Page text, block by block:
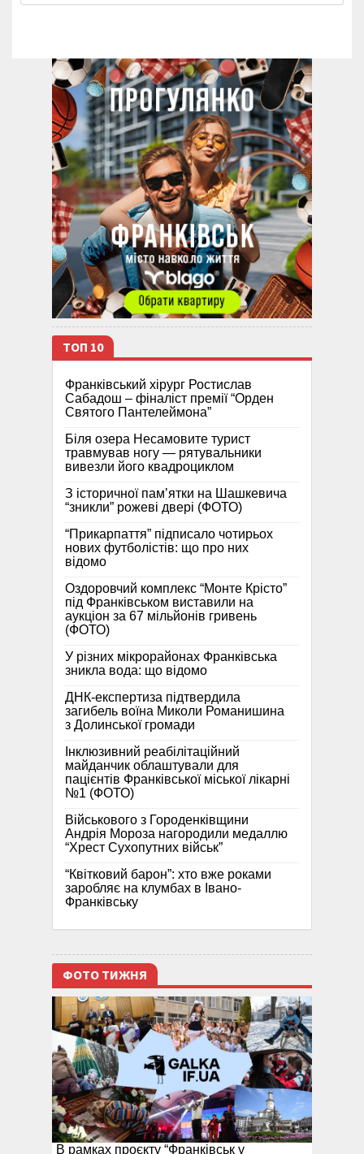
ТОП 10
Франківський хірург Ростислав
Сабадош – фіналіст премії “Орден
Святого Пантелеймона”
Біля озера Несамовите турист
травмував ногу — рятувальники
вивезли його квадроциклом
З історичної памʼятки на Шашкевича
“зникли” рожеві двері (ФОТО)
“Прикарпаття” підписало чотирьох
нових футболістів: що про них
відомо
Оздоровчий комплекс “Монте Крісто”
під Франківськом виставили на
аукціон за 67 мільйонів гривень
(ФОТО)
У різних мікрорайонах Франківська
зникла вода: що відомо
ДНК-експертиза підтвердила
загибель воїна Миколи Романишина
з Долинської громади
Інклюзивний реабілітаційний
майданчик облаштували для
пацієнтів Франківської міської лікарні
№1 (ФОТО)
Військового з Городенківщини
Андрія Мороза нагородили медаллю
“Хрест Сухопутних військ”
“Квітковий барон”: хто вже роками
заробляє на клумбах в Івано-
Франківську
ФОТО ТИЖНЯ
В рамках проєкту “Франківськ у